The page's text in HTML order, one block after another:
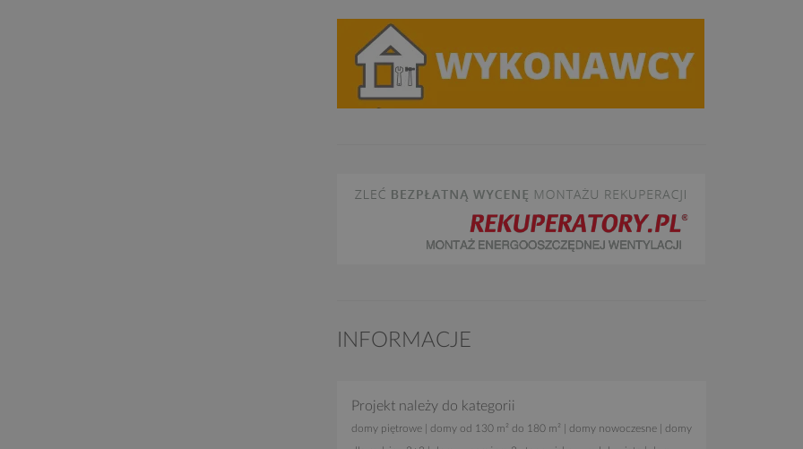
INFORMACJE
Projekt należy do kategorii
domy piętrowe domy od 130 m² do 180 m² domy nowoczesne domy